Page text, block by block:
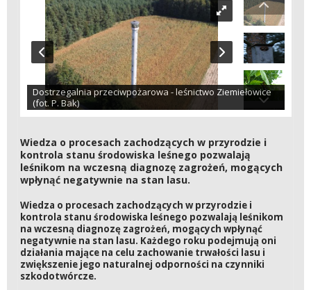
Dostrzegalnia przeciwpożarowa - leśnictwo Ziemiełowice
(fot. P. Bak)
Wiedza o procesach zachodzących w przyrodzie i
kontrola stanu środowiska leśnego pozwalają
leśnikom na wczesną diagnozę zagrożeń, mogących
wpłynąć negatywnie na stan lasu.
Wiedza o procesach zachodzących w przyrodzie i
kontrola stanu środowiska leśnego pozwalają leśnikom
na wczesną diagnozę zagrożeń, mogących wpłynąć
negatywnie na stan lasu. Każdego roku podejmują oni
działania mające na celu zachowanie trwałości lasu i
zwiększenie jego naturalnej odporności na czynniki
szkodotwórcze.